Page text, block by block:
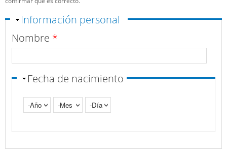
Ocultar
Información personal
Nombre *
Fecha de nacimiento
Año
Mes Día